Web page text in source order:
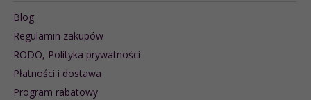
Blog
Regulamin zakupów
RODO, Polityka prywatności
Płatności i dostawa
Program rabatowy